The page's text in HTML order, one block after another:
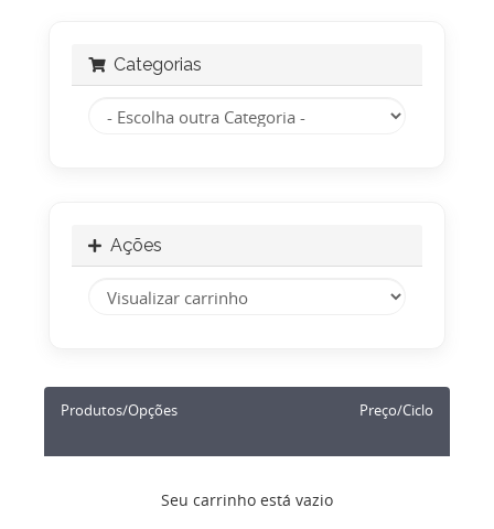
Categorias
Ações
Produtos/Opções Preço/Ciclo
Seu carrinho está vazio